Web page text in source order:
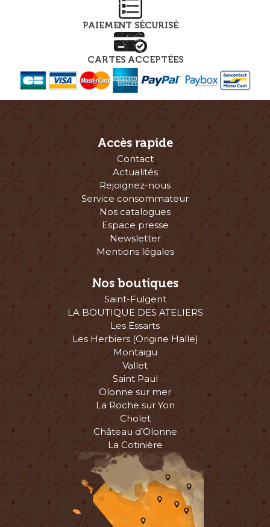
PAIEMENT SÉCURISÉ
CARTES ACCEPTÉES
Accès rapide
Contact
Actualités
Rejoignez-nous
Service consommateur
Nos catalogues
Espace presse
Newsletter
Mentions légales
Nos boutiques
Saint-Fulgent
LA BOUTIQUE DES ATELIERS
Les Essarts
Les Herbiers (Origine Halle)
Montaigu
Vallet
Saint Paul
Olonne sur mer
La Roche sur Yon
Cholet
Château d’Olonne
La Cotinière